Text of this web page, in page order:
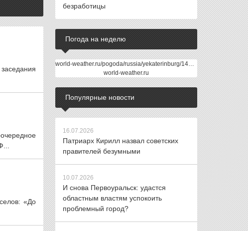
«До
безработицы
Погода на неделю
world-weather.ru/pogoda/russia/yekaterinburg/14days/
world-weather.ru
Популярные новости
16.07.2026
Патриарх Кирилл назвал советских
правителей безумными
10.07.2026
И снова Первоуральск: удастся
областным властям успокоить
проблемный город?